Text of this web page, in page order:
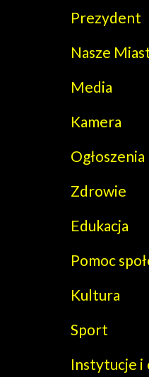
Prezydent
Nasze
Media
Kamera
Ogłoszenia
Zdrowie
Edukacja
Pomoc
Kultura
Sport
Instytucje i